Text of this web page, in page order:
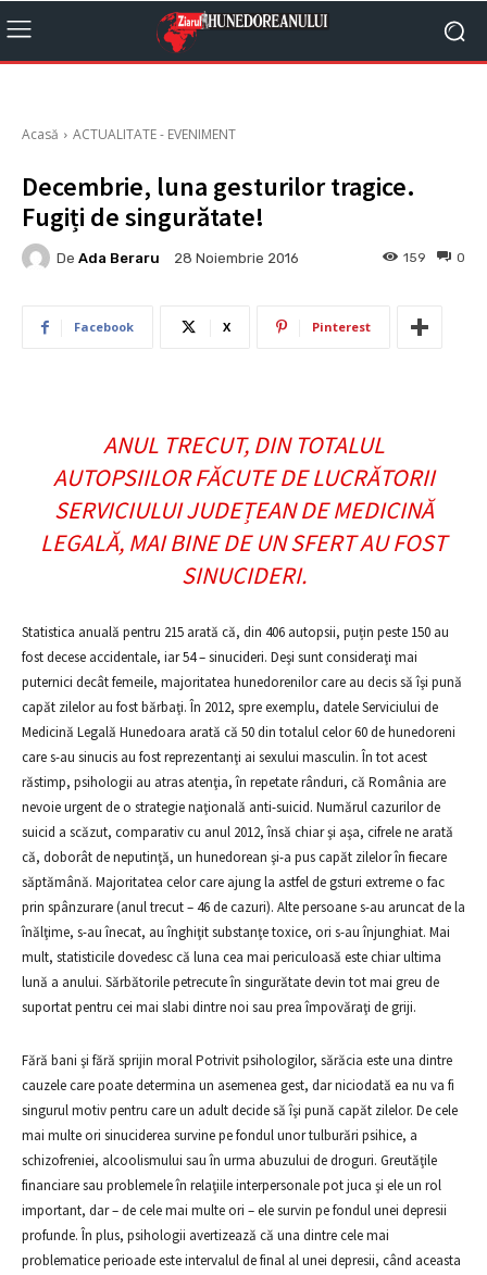
Acasă ACTUALITATE - EVENIMENT
Decembrie, luna gesturilor tragice.
Fugiți de singurătate!
De Ada Beraru 28 Noiembrie 2016 0
159
Facebook X Pinterest
ANUL TRECUT, DIN TOTALUL
AUTOPSIILOR FĂCUTE DE LUCRĂTORII
SERVICIULUI JUDEȚEAN DE MEDICINĂ
LEGALĂ, MAI BINE DE UN SFERT AU FOST
SINUCIDERI.
Statistica anuală pentru 215 arată că, din 406 autopsii, puțin peste 150 au
fost decese accidentale, iar 54 – sinucideri. Deşi sunt consideraţi mai
puternici decât femeile, majoritatea hunedorenilor care au decis să îşi pună
capăt zilelor au fost bărbaţi. În 2012, spre exemplu, datele Serviciului de
Medicină Legală Hunedoara arată că 50 din totalul celor 60 de hunedoreni
care s-au sinucis au fost reprezentanţi ai sexului masculin. În tot acest
răstimp, psihologii au atras atenţia, în repetate rânduri, că România are
nevoie urgent de o strategie naţională anti-suicid. Numărul cazurilor de
suicid a scăzut, comparativ cu anul 2012, însă chiar şi aşa, cifrele ne arată
că, doborât de neputinţă, un hunedorean şi-a pus capăt zilelor în fiecare
săptămână. Majoritatea celor care ajung la astfel de gsturi extreme o fac
prin spânzurare (anul trecut – 46 de cazuri). Alte persoane s-au aruncat de la
înălţime, s-au înecat, au înghiţit substanţe toxice, ori s-au înjunghiat. Mai
mult, statisticile dovedesc că luna cea mai periculoasă este chiar ultima
lună a anului. Sărbătorile petrecute în singurătate devin tot mai greu de
suportat pentru cei mai slabi dintre noi sau prea împovăraţi de griji.
Fără bani şi fără sprijin moral Potrivit psihologilor, sărăcia este una dintre
cauzele care poate determina un asemenea gest, dar niciodată ea nu va fi
singurul motiv pentru care un adult decide să îşi pună capăt zilelor. De cele
mai multe ori sinuciderea survine pe fondul unor tulburări psihice, a
schizofreniei, alcoolismului sau în urma abuzului de droguri. Greutăţile
financiare sau problemele în relaţiile interpersonale pot juca şi ele un rol
important, dar – de cele mai multe ori – ele survin pe fondul unei depresii
profunde. În plus, psihologii avertizează că una dintre cele mai
problematice perioade este intervalul de final al unei depresii, când aceasta